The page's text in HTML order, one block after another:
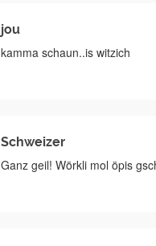
jou
kamma schaun..is witzich
Schweizer
Ganz geil! Wörkli mol öpis